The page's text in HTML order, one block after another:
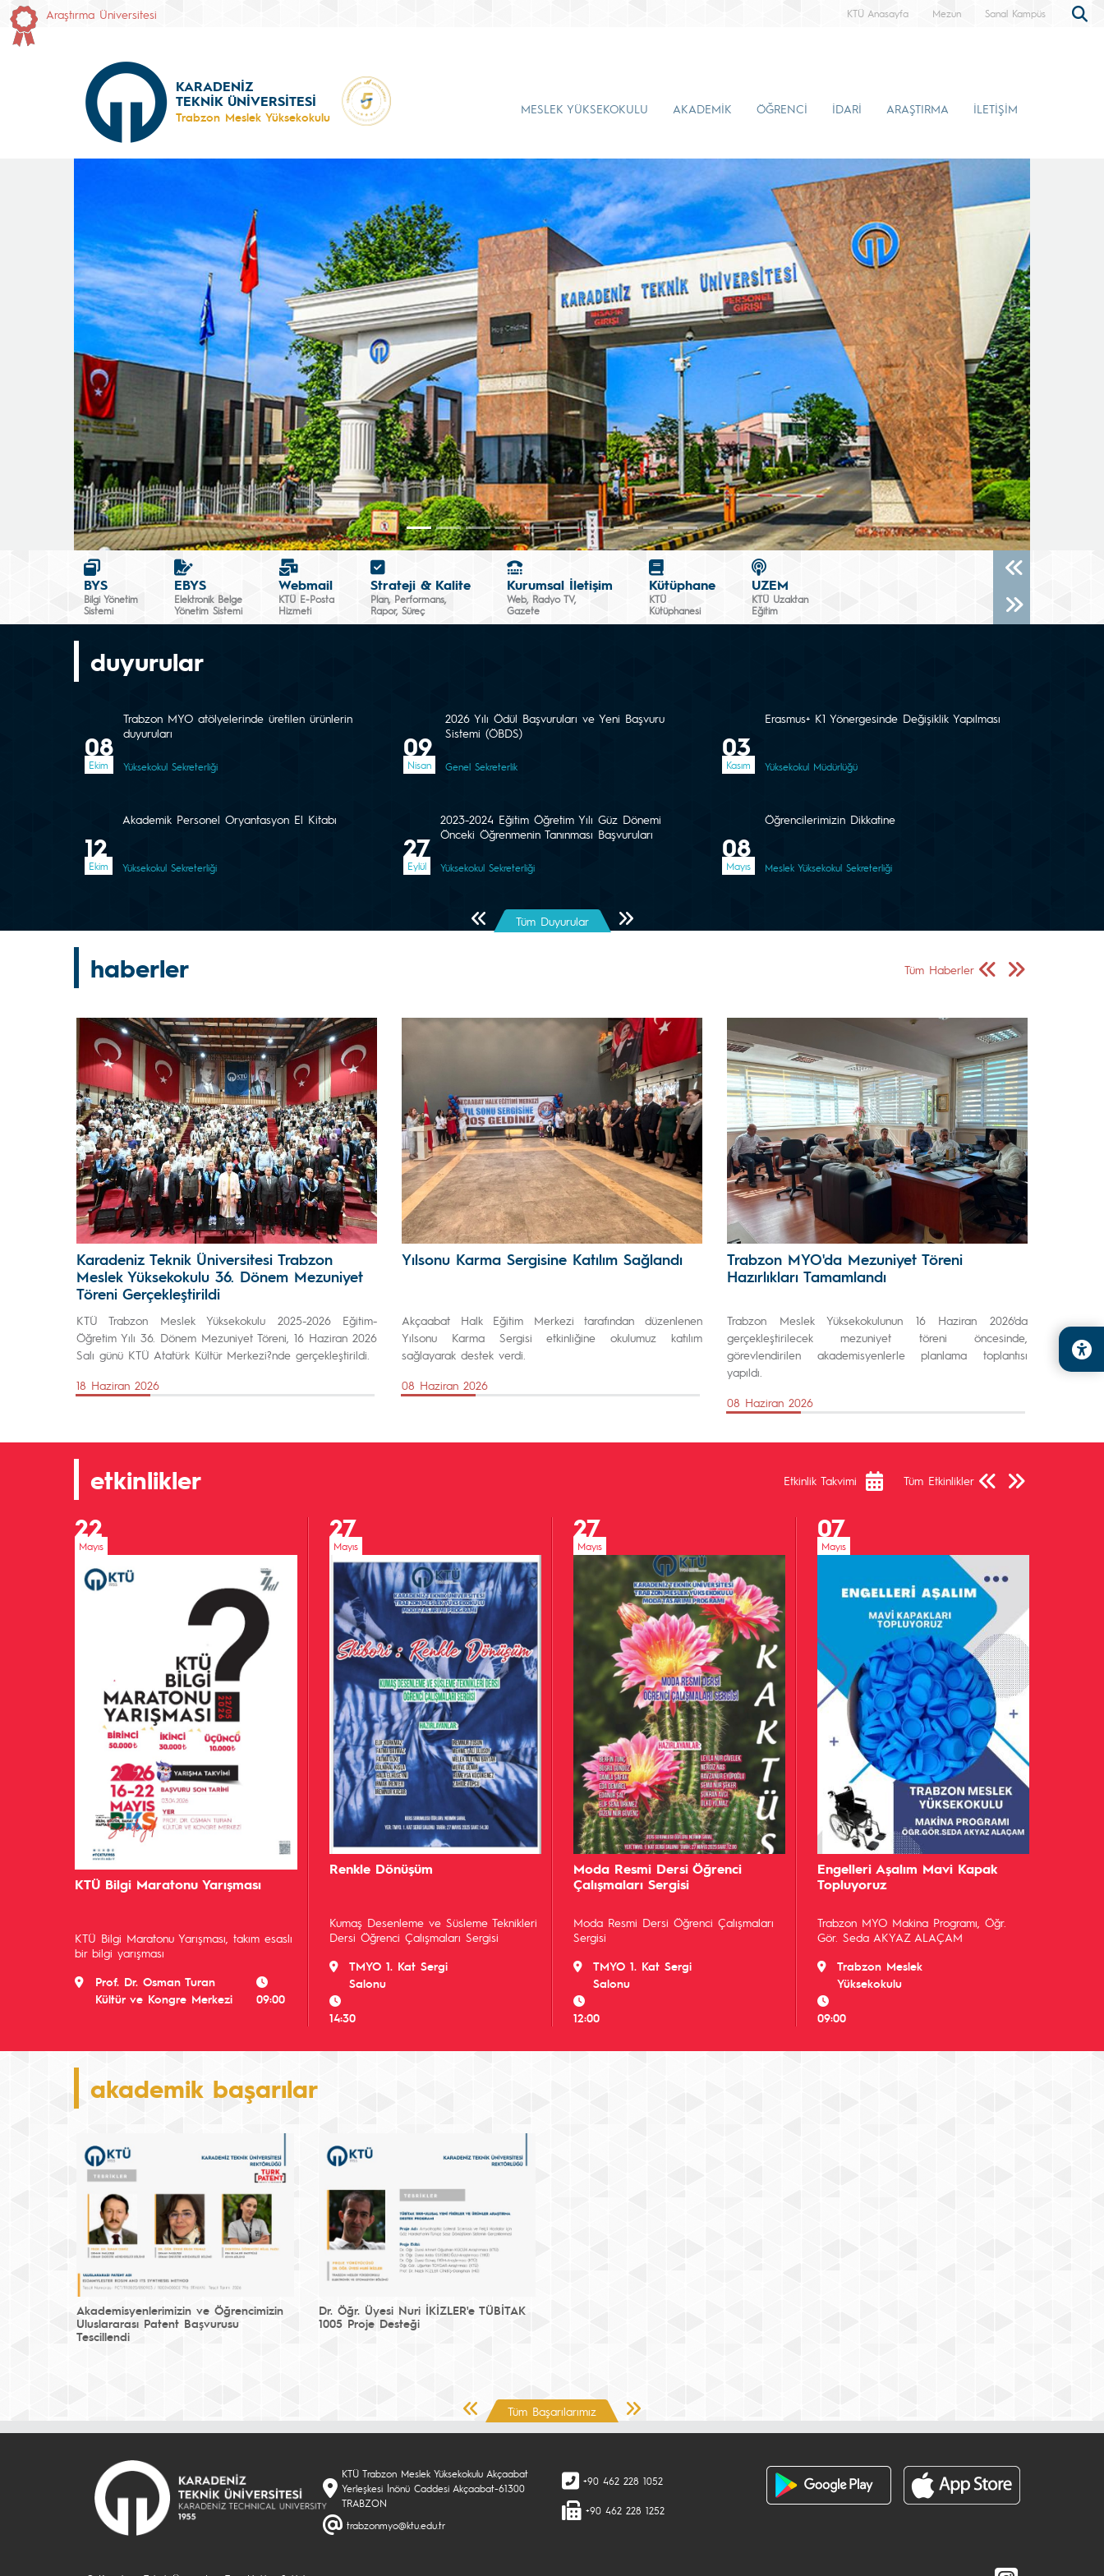
Araştırma Üniversitesi KTÜ Anasayfa Mezun Sanal Kampüs
KARADENİZ
TEKNİK ÜNİVERSİTESİ
Trabzon Meslek Yüksekokulu
MESLEK YÜKSEKOKULU AKADEMİK ÖĞRENCİ İDARİ ARAŞTIRMA İLETİŞİM
BYS
Bilgi Yönetim
Sistemi
EBYS
Elektronik Belge
Yönetim Sistemi
Webmail
KTÜ E-Posta
Hizmeti
Strateji & Kalite
Plan, Performans,
Rapor, Süreç
Kurumsal İletişim
Web, Radyo TV,
Gazete
Kütüphane
KTÜ
Kütüphanesi
UZEM
KTÜ Uzaktan
Eğitim
duyurular
08
Ekim
Trabzon MYO atölyelerinde üretilen ürünlerin
duyuruları
Yüksekokul Sekreterliği
09
Nisan
2026 Yılı Ödül Başvuruları ve Yeni Başvuru
Sistemi (ÖBDS)
Genel Sekreterlik
03
Kasım
Erasmus+ K1 Yönergesinde Değişiklik Yapılması
Yüksekokul Müdürlüğü
12
Ekim
Akademik Personel Oryantasyon El Kitabı
Yüksekokul Sekreterliği
27
Eylül
2023-2024 Eğitim Öğretim Yılı Güz Dönemi
Önceki Öğrenmenin Tanınması Başvuruları
Yüksekokul Sekreterliği
08
Mayıs
Öğrencilerimizin Dikkatine
Meslek Yüksekokul Sekreterliği
Önceki SayfaTüm Duyurular Sonraki Sayfa
haberler Tüm Haberler
Önceki Sayfa
Sonraki Sayfa
Karadeniz Teknik Üniversitesi Trabzon
Meslek Yüksekokulu 36. Dönem Mezuniyet
Töreni Gerçekleştirildi
KTÜ Trabzon Meslek Yüksekokulu 2025-2026 Eğitim-
Öğretim Yılı 36. Dönem Mezuniyet Töreni, 16 Haziran 2026
Salı günü KTÜ Atatürk Kültür Merkezi?nde gerçekleştirildi.
18 Haziran 2026
Yılsonu Karma Sergisine Katılım Sağlandı
Akçaabat Halk Eğitim Merkezi tarafından düzenlenen
Yılsonu Karma Sergisi etkinliğine okulumuz katılım
sağlayarak destek verdi.
08 Haziran 2026
Trabzon MYO'da Mezuniyet Töreni
Hazırlıkları Tamamlandı
Trabzon Meslek Yüksekokulunun 16 Haziran 2026'da
gerçekleştirilecek mezuniyet töreni öncesinde,
görevlendirilen akademisyenlerle planlama toplantısı
yapıldı.
08 Haziran 2026
etkinlikler Etkinlik Takvimi Tüm Etkinlikler
Önceki SayfaSonraki Sayfa
22
Mayıs
KTÜ Bilgi Maratonu Yarışması
KTÜ Bilgi Maratonu Yarışması, takım esaslı
bir bilgi yarışması
Prof. Dr. Osman Turan
Kültür ve Kongre Merkezi
09:00
27
Mayıs
Renkle Dönüşüm
Kumaş Desenleme ve Süsleme Teknikleri
Dersi Öğrenci Çalışmaları Sergisi
TMYO 1. Kat Sergi
Salonu
14:30
27
Mayıs
Moda Resmi Dersi Öğrenci
Çalışmaları Sergisi
Moda Resmi Dersi Öğrenci Çalışmaları
Sergisi
TMYO 1. Kat Sergi
Salonu
12:00
07
Mayıs
Engelleri Aşalım Mavi Kapak
Topluyoruz
Trabzon MYO Makina Programı, Öğr.
Gör. Seda AKYAZ ALAÇAM
Trabzon Meslek
Yüksekokulu
09:00
akademik başarılar
Akademisyenlerimizin ve Öğrencimizin
Uluslararası Patent Başvurusu
Tescillendi
Dr. Öğr. Üyesi Nuri İKİZLER'e TÜBİTAK
1005 Proje Desteği
Önceki SayfaTüm Başarılarımız Sonraki Sayfa
KTÜ Trabzon Meslek Yüksekokulu Akçaabat
Yerleşkesi İnönü Caddesi Akçaabat-61300
TRABZON
trabzonmyo@ktu.edu.tr
+90 462 228 1052
+90 462 228 1252